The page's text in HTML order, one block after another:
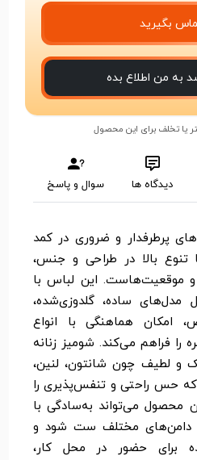
بگیرید
به من اطلاع بده
یا تخلف برای این محصول
دیدگاه ها سوال و پاسخ
پرطرفدار و ضروری در کمد
تنوع بالا در طراحی و جنس،
موقعیت‌هاست. این لباس با
مدل‌های ساده، گلدوزی‌شده،
امکان هماهنگی با انواع
را فراهم می‌کند. شومیز زنانه
و لطیف چون شانتون، لنین،
حس راحتی و تنفس‌پذیری را
محصول می‌تواند به‌سادگی با
دامن‌های مختلف ست شود و
برای حضور در محل کار،